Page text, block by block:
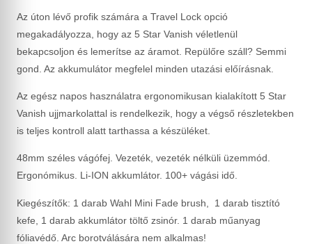
Az úton lévő profik számára a Travel Lock opció
megakadályozza, hogy az 5 Star Vanish véletlenül
bekapcsoljon és lemerítse az áramot. Repülőre száll? Semmi
gond. Az akkumulátor megfelel minden utazási előírásnak.
Az egész napos használatra ergonomikusan kialakított 5 Star
Vanish ujjmarkolattal is rendelkezik, hogy a végső részletekben
is teljes kontroll alatt tarthassa a készüléket.
48mm széles vágófej. Vezeték, vezeték nélküli üzemmód.
Ergonómikus. Li-ION akkumlátor. 100+ vágási idő.
Kiegészítők: 1 darab Wahl Mini Fade brush, 1 darab tisztító
kefe, 1 darab akkumlátor töltő zsinór. 1 darab műanyag
fóliavédő. Arc borotválására nem alkalmas!